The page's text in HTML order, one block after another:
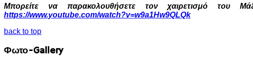
Μπορείτε να παρακολουθήσετε τον χαιρετισμό του
https://www.youtube.com/watch?v=w9a1Hw9QLQk
back to top
Φωτο-Gallery